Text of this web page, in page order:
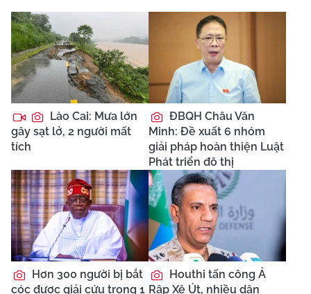
Lào Cai: Mưa lớn
gây sạt lở, 2 người mất
tích
ĐBQH Châu Văn
Minh: Đề xuất 6 nhóm
giải pháp hoàn thiện Luật
Phát triển đô thị
Hơn 300 người bị bắt
cóc được giải cứu trong 1
Houthi tấn công Ả
Rập Xê Út, nhiều dân